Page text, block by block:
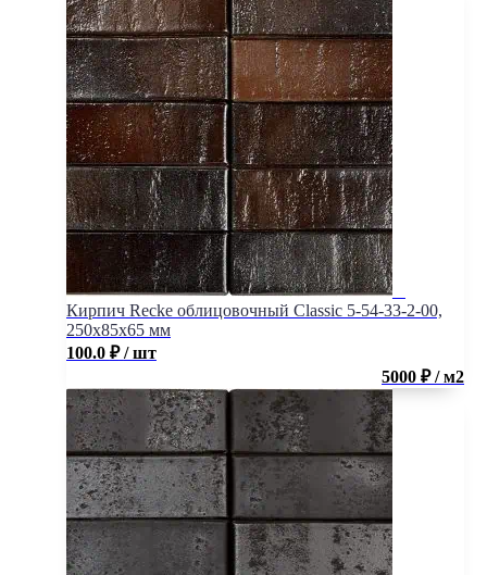
Кирпич Recke облицовочный Classic 5-54-33-2-00,
250x85x65 мм
100.0 ₽ / шт
5000 ₽ / м2